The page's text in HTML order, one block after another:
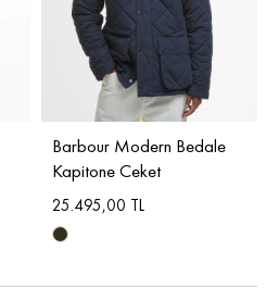
Barbour Modern Bedale
Kapitone Ceket
25.495,00 TL